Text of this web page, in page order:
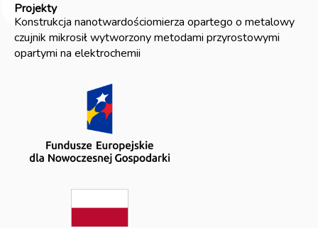
Projekty
Konstrukcja nanotwardościomierza opartego o metalowy
czujnik mikrosił wytworzony metodami przyrostowymi
opartymi na elektrochemii